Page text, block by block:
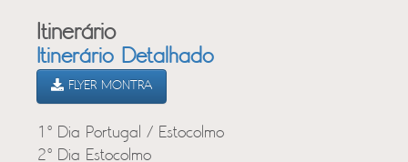
Itinerário
Itinerário Detalhado
FLYER MONTRA
1º Dia Portugal / Estocolmo
2º Dia Estocolmo